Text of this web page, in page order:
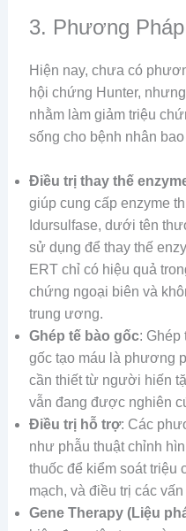
3. Phương
Hiện nay, chưa có
hội chứng Hunter,
nhằm làm giảm triệu
sống cho bệnh nhân bao
Điều trị thay thế
giúp cung cấp enzyme
Idursulfase, dưới tên
sử dụng để thay thế
ERT chỉ có hiệu quả
chứng ngoại biên và
trung ương.
Ghép tế bào gốc: Ghép
gốc tạo máu là phương
cần thiết từ người hiến
vẫn đang được nghiên
Điều trị hỗ trợ: Các
như phẫu thuật chỉnh
thuốc để kiểm soát triệu
mạch, và điều trị các
Gene Therapy (Liệu